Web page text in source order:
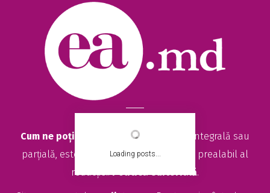
Loading posts...
Cum ne poți ajuta?
Orice reproducere, integrală sau
parțială, este posibilă numai cu acordul prealabil al
redacției.Politica editorială.